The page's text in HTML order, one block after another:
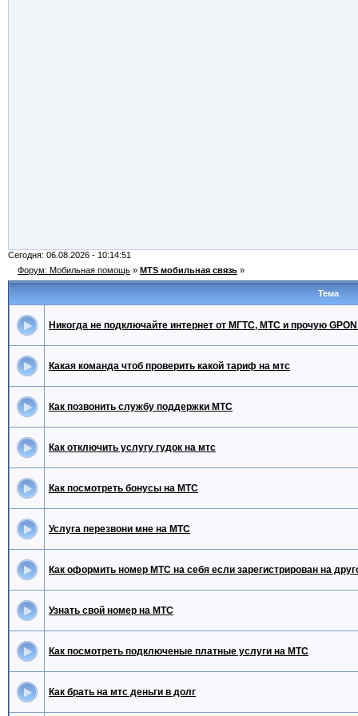
Сегодня: 06.08.2026 - 10:14:51
Форум: Мобильная помощь » MTS мобильная связь »
Тема
Никогда не подключайте интернет от МГТС, МТС и прочую
Какая команда чтоб проверить какой тариф на мтс
Как позвонить службу поддержки МТС
Как отключить услугу гудок на мтс
Как посмотреть бонусы на МТС
Услуга перезвони мне на МТС
Как оформить номер МТС на себя если зарегистрирован на
Узнать свой номер на МТС
Как посмотреть подключеные платные услуги на МТС
Как брать на мтс деньги в долг